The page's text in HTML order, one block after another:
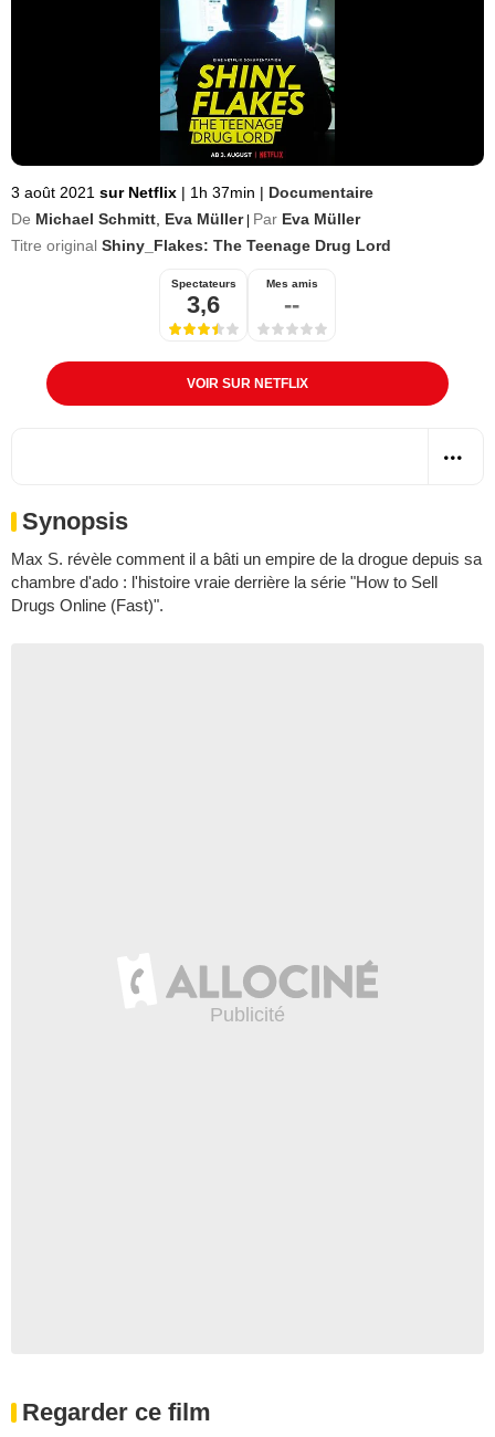
3 août 2021 sur Netflix | 1h 37min | Documentaire
De Michael Schmitt Eva Müller Par Eva Müller
Titre original Shiny_Flakes: The Teenage Drug Lord
Spectateurs
3,6
Mes amis
--
VOIR SUR NETFLIX
Synopsis
Max S. révèle comment il a bâti un empire de la drogue depuis sa
chambre d'ado : l'histoire vraie derrière la série "How to Sell
Drugs Online (Fast)".
Regarder ce film